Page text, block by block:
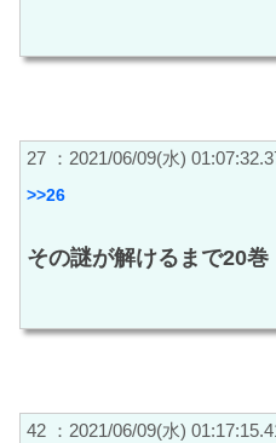
27 ：2021/06/09(水)
>>26
その謎が解けるまで20巻
42 ：2021/06/09(水)